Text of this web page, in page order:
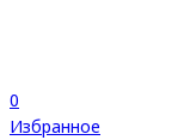
0
Избранное